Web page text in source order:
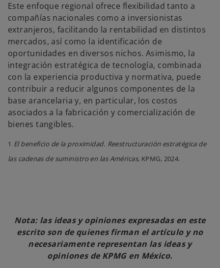
Este enfoque regional ofrece flexibilidad tanto a
compañías nacionales como a inversionistas
extranjeros, facilitando la rentabilidad en distintos
mercados, así como la identificación de
oportunidades en diversos nichos. Asimismo, la
integración estratégica de tecnología, combinada
con la experiencia productiva y normativa, puede
contribuir a reducir algunos componentes de la
base arancelaria y, en particular, los costos
asociados a la fabricación y comercialización de
bienes tangibles.
1 El beneficio de la proximidad. Reestructuración estratégica de
las cadenas de suministro en las Américas, KPMG, 2024.
Nota: las ideas y opiniones expresadas en este
escrito son de quienes firman el artículo y no
necesariamente representan las ideas y
opiniones de KPMG en México.